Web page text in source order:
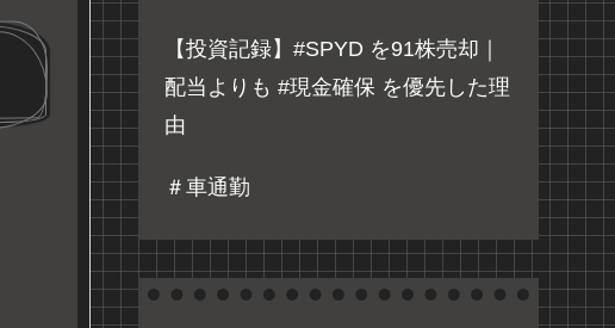
【投資記録】#SPYD を91株売却｜
配当よりも #現金確保 を優先した理
由
＃車通勤